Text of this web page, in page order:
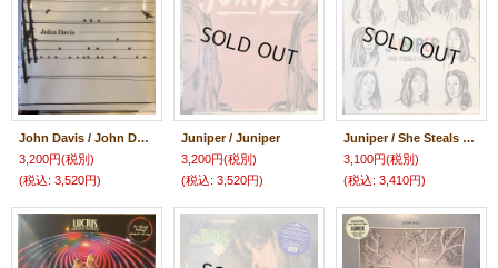
John Davis / John Davis
3,200円(税別)
(税込: 3,520円)
Juniper / Juniper
3,200円(税別)
(税込: 3,520円)
Juniper / She Steals Candy
3,100円(税別)
(税込: 3,410円)